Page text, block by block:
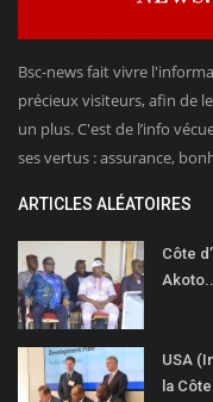
Bsc-news fait vivre
précieux visiteurs, afin de
un plus. C'est de l’info
ses vertus : assurance,
ARTICLES ALÉATOIRES
Côte
Akoto...
USA
la